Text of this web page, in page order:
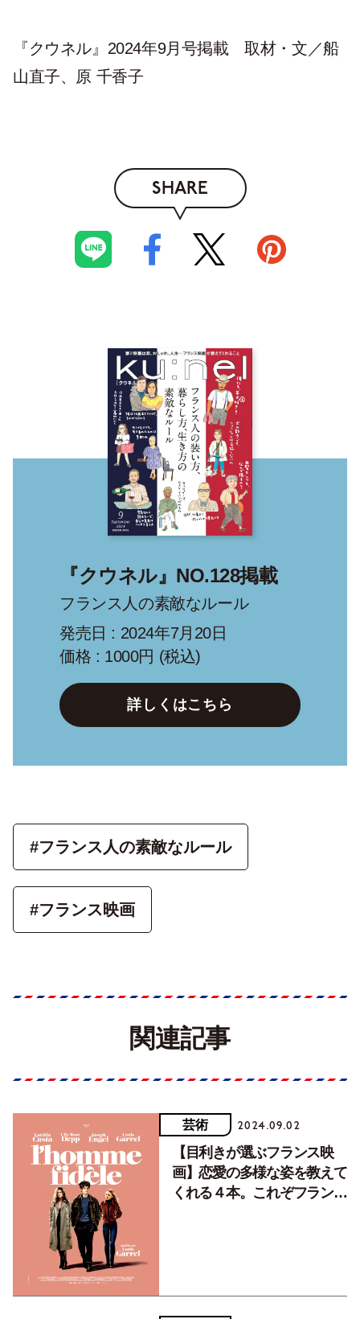
『クウネル』2024年9月号掲載 取材・文／船
山直子、原 千香子
SHARE
『クウネル』NO.128掲載
フランス人の素敵なルール
発売日 : 2024年7月20日
価格 : 1000円 (税込)
詳しくはこちら
#フランス人の素敵なルール
#フランス映画
関連記事
芸術 2024.09.02
【目利きが選ぶフランス映
画】恋愛の多様な姿を教えて
くれる４本。これぞフランス